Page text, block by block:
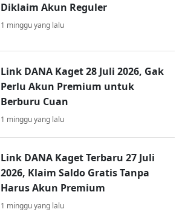
Diklaim Akun Reguler
1 minggu yang lalu
Link DANA Kaget 28 Juli 2026, Gak
Perlu Akun Premium untuk
Berburu Cuan
1 minggu yang lalu
Link DANA Kaget Terbaru 27 Juli
2026, Klaim Saldo Gratis Tanpa
Harus Akun Premium
1 minggu yang lalu